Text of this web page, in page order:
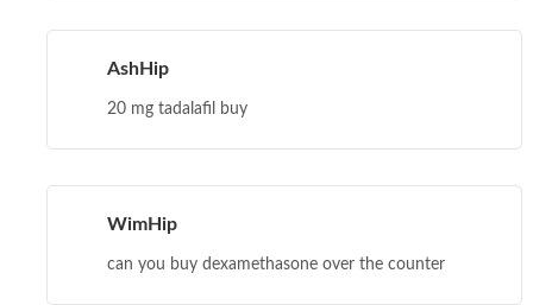
AshHip
20 mg tadalafil buy
WimHip
can you buy dexamethasone over the counter